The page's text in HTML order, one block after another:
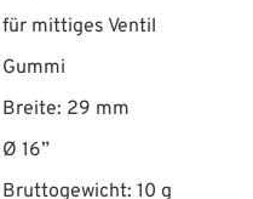
für mittiges Ventil
Gummi
Breite: 29 mm
Ø 16”
Bruttogewicht: 10 g